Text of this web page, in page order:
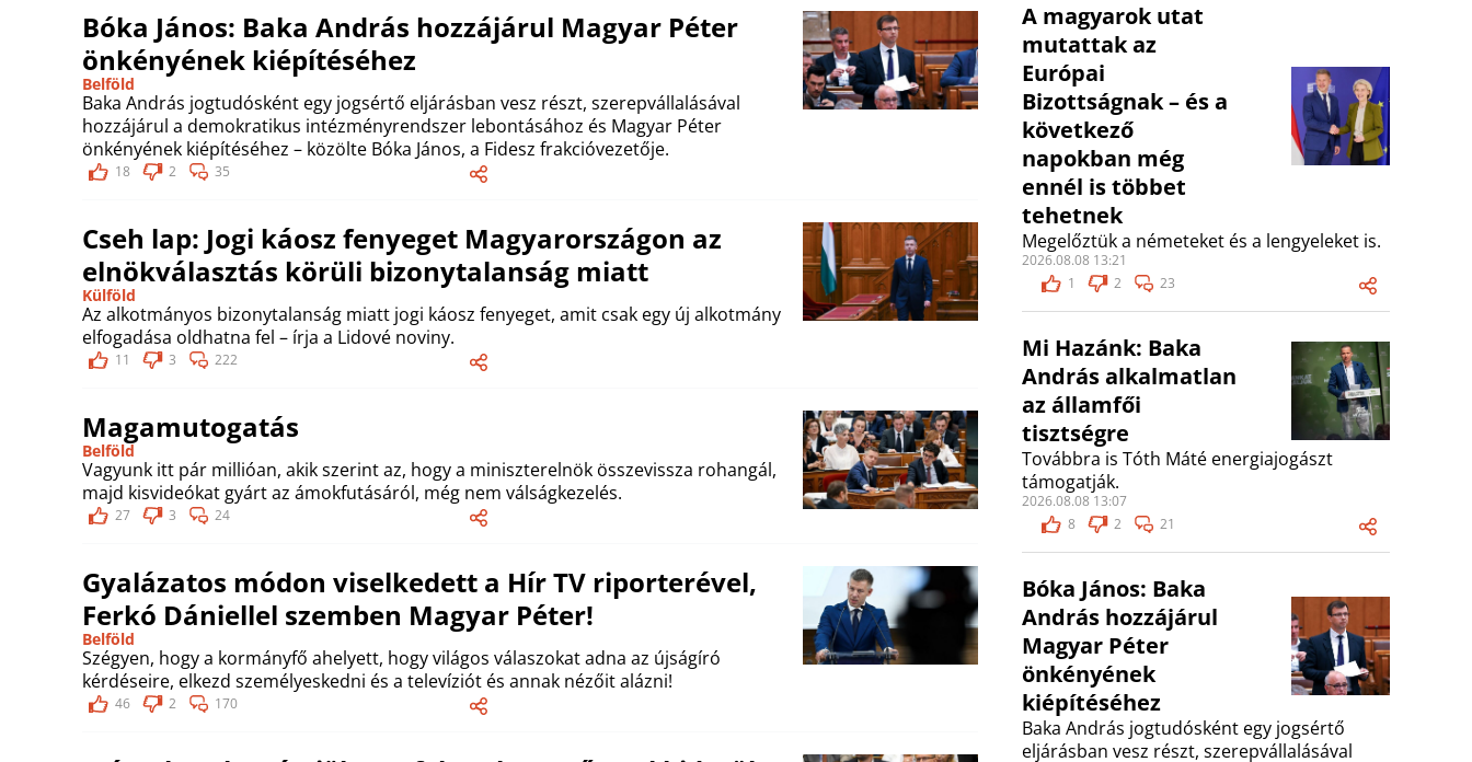
Bóka János: Baka András hozzájárul Magyar Péter
önkényének kiépítéséhez
Belföld
Baka András jogtudósként egy jogsértő eljárásban vesz részt, szerepvállalásával
hozzájárul a demokratikus intézményrendszer lebontásához és Magyar Péter
önkényének kiépítéséhez – közölte Bóka János, a Fidesz frakcióvezetője.
18 2 35
Cseh lap: Jogi káosz fenyeget Magyarországon az
elnökválasztás körüli bizonytalanság miatt
Külföld
Az alkotmányos bizonytalanság miatt jogi káosz fenyeget, amit csak egy új alkotmány
elfogadása oldhatna fel – írja a Lidové noviny.
11 3 222
Magamutogatás
Belföld
Vagyunk itt pár millióan, akik szerint az, hogy a miniszterelnök összevissza rohangál,
majd kisvideókat gyárt az ámokfutásáról, még nem válságkezelés.
27 3 24
Gyalázatos módon viselkedett a Hír TV riporterével,
Ferkó Dániellel szemben Magyar Péter!
Belföld
Szégyen, hogy a kormányfő ahelyett, hogy világos válaszokat adna az újságíró
kérdéseire, elkezd személyeskedni és a televíziót és annak nézőit alázni!
46 2 170
A magyarok utat
mutattak az
Európai
Bizottságnak – és a
következő
napokban még
ennél is többet
tehetnek
Megelőztük a németeket és a lengyeleket is.
2026.08.08 13:21
1
2 23
Mi Hazánk: Baka
András alkalmatlan
az államfői
tisztségre
Továbbra is Tóth Máté energiajogászt
támogatják.
2026.08.08 13:07
8
2 21
Bóka János: Baka
András hozzájárul
Magyar Péter
önkényének
kiépítéséhez
Baka András jogtudósként egy jogsértő
eljárásban vesz részt, szerepvállalásával